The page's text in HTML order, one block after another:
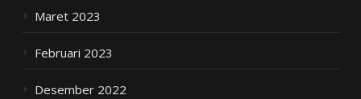
Maret 2023
Februari 2023
Desember 2022